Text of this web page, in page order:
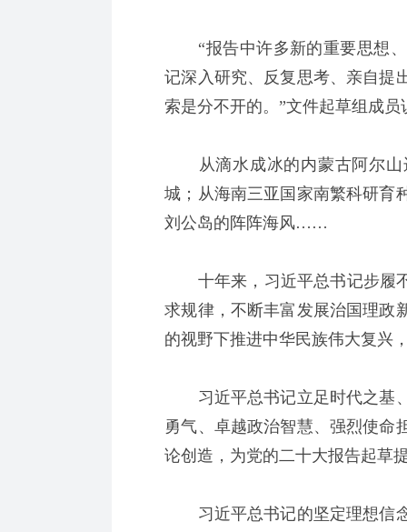
“报告中许多新的重要思想、
记深入研究、反复思考、亲自提
索是分不开的。”文件起草组成员
从滴水成冰的内蒙古阿尔山
城；从海南三亚国家南繁科研育
刘公岛的阵阵海风……
十年来，习近平总书记步履不
求规律，不断丰富发展治国理政
的视野下推进中华民族伟大复兴
习近平总书记立足时代之基、
勇气、卓越政治智慧、强烈使命
论创造，为党的二十大报告起草
习近平总书记的坚定理想信念